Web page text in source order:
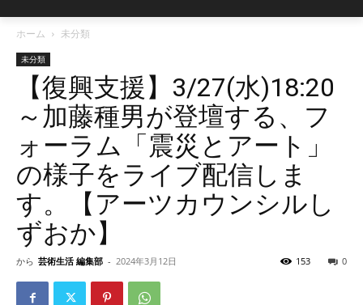
ホーム 未分類
未分類
【復興支援】3/27(水)18:20
～加藤種男が登壇する、フ
ォーラム「震災とアート」
の様子をライブ配信しま
す。【アーツカウンシルし
ずおか】
から 芸術生活 編集部 - 2024年3月12日 0
153